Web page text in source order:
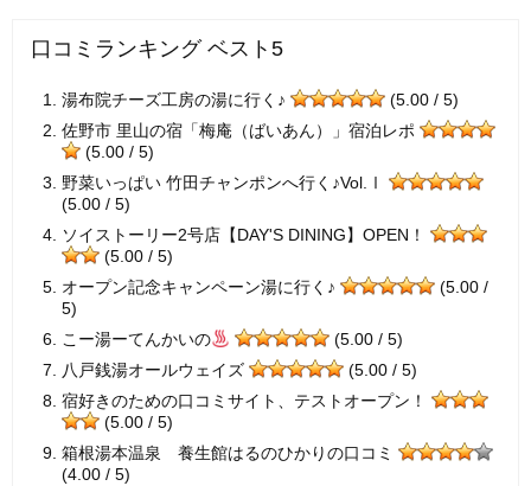
口コミランキング ベスト5
湯布院チーズ工房の湯に行く♪
(5.00 / 5)
佐野市 里山の宿「梅庵（ばいあん）」宿泊レポ
(5.00 / 5)
野菜いっぱい 竹田チャンポンへ行く♪Vol.Ⅰ
(5.00 / 5)
ソイストーリー2号店【DAY'S DINING】OPEN！
(5.00 / 5)
オープン記念キャンペーン湯に行く♪
(5.00 /
5)
こー湯ーてんかいの
(5.00 / 5)
八戸銭湯オールウェイズ
(5.00 / 5)
宿好きのための口コミサイト、テストオープン！
(5.00 / 5)
箱根湯本温泉 養生館はるのひかりの口コミ
(4.00 / 5)